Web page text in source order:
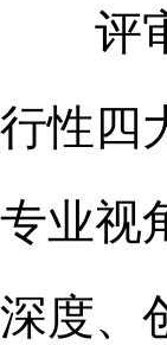
评审
行性四
专业视
深度、